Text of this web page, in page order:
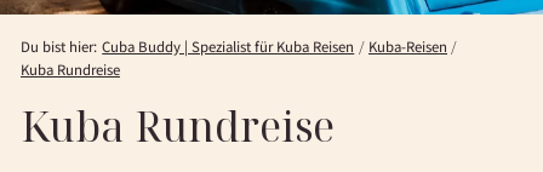
Du bist hier: Cuba Buddy | Spezialist für Kuba Reisen
Kuba-Reisen
Kuba Rundreise
Kuba Rundreise